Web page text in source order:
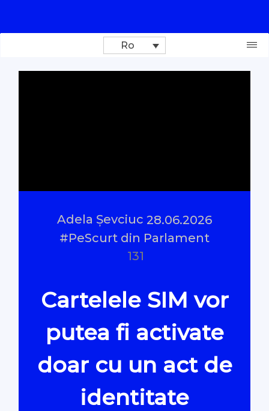
Documentare
Interviu cu sens
Oamenii Legii
#Verificat
#PeScurt din Parlament
Ro
Adela Șevciuc 28.06.2026
#PeScurt din Parlament
131
Cartelele SIM vor
putea fi activate
doar cu un act de
identitate